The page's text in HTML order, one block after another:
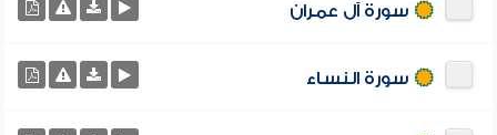
سورة آل عمران
سورة النساء